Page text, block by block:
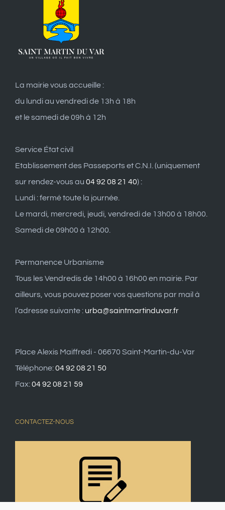
La mairie vous accueille :
du lundi au vendredi de 13h à 18h
et le samedi de 09h à 12h
Service État civil
Etablissement des Passeports et C.N.I. (uniquement
sur rendez-vous au 04 92 08 21 40) :
Lundi : fermé toute la journée.
Le mardi, mercredi, jeudi, vendredi de 13h00 à 18h00.
Samedi de 09h00 à 12h00.
Permanence Urbanisme
Tous les Vendredis de 14h00 à 16h00 en mairie. Par
ailleurs, vous pouvez poser vos questions par mail à
l’adresse suivante : urba@saintmartinduvar.fr
Place Alexis Maiffredi - 06670 Saint-Martin-du-Var
Téléphone:04 92 08 21 50
Fax:04 92 08 21 59
CONTACTEZ-NOUS